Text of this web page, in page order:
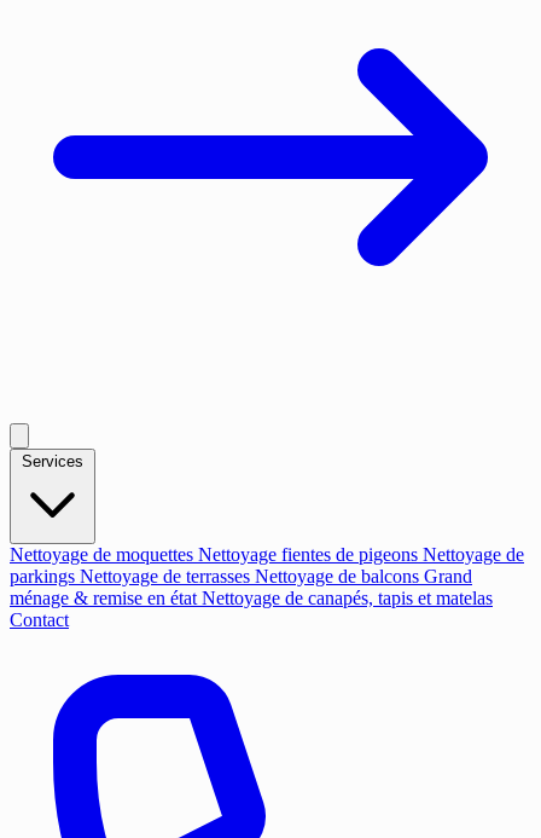
Nettoyage de moquettes Nettoyage fientes de pigeons Nettoyage de
parkings Nettoyage de terrasses Nettoyage de balcons Grand
ménage & remise en état Nettoyage de canapés, tapis et matelas
Contact